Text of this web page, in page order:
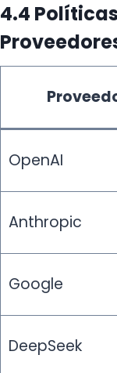
4.4
OpenAI
Anthropic
Google
DeepSeek